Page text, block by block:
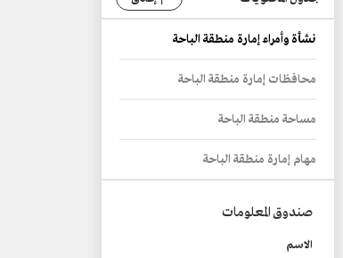
نشأة وأمراء إمارة منطقة الباحة
محافظات إمارة منطقة الباحة
مساحة منطقة الباحة
مهام إمارة منطقة الباحة
صندوق المعلومات
الاسم